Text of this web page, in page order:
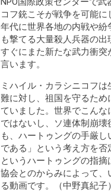
コフ銃こそが戦争を可能
年代に世界各地の内戦や
も撃てる大量殺人兵器の
すぐにまた新たな武力衝
言います。
ミハイル・カラシニコフ
難に対し、祖国を守るた
ていました。世界でこん
ではないし、ソ連体制崩
も、ハートゥングの手厳
である」という考え方を
というハートゥングの指
協会とのからみによって
る動画です。（中野真紀子）